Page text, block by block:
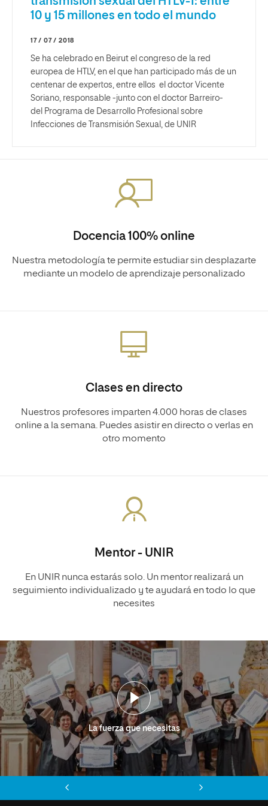
10 y 15 millones en todo el mundo
17 / 07 / 2018
Se ha celebrado en Beirut el congreso de la red
europea de HTLV, en el que han participado más de un
centenar de expertos, entre ellos el doctor Vicente
Soriano, responsable -junto con el doctor Barreiro-
del Programa de Desarrollo Profesional sobre
Infecciones de Transmisión Sexual, de UNIR
Docencia 100% online
Nuestra metodología te permite estudiar sin desplazarte
mediante un modelo de aprendizaje personalizado
Clases en directo
Nuestros profesores imparten 4.000 horas de clases
online a la semana. Puedes asistir en directo o verlas en
otro momento
Mentor - UNIR
En UNIR nunca estarás solo. Un mentor realizará un
seguimiento individualizado y te ayudará en todo lo que
necesites
La fuerza que necesitas